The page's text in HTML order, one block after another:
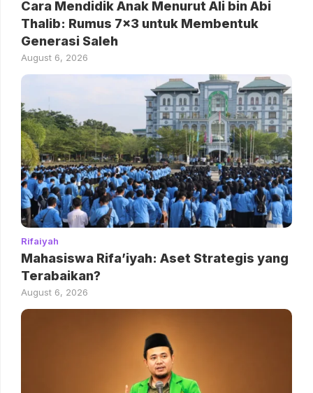
Cara Mendidik Anak Menurut Ali bin Abi
Thalib: Rumus 7×3 untuk Membentuk
Generasi Saleh
August 6, 2026
Rifaiyah
Mahasiswa Rifa’iyah: Aset Strategis yang
Terabaikan?
August 6, 2026